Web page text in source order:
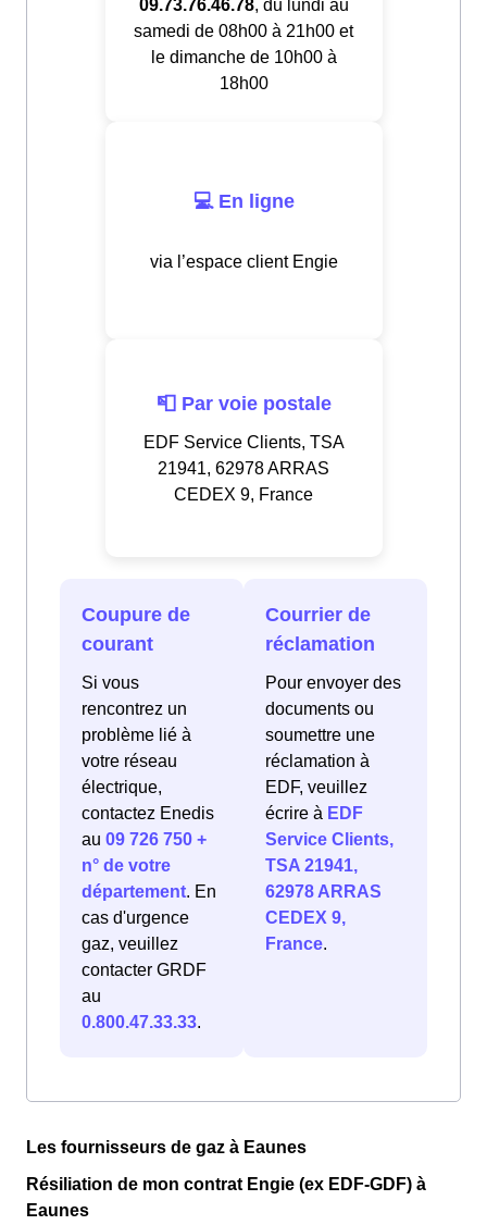
09.73.76.46.78, du lundi au
samedi de 08h00 à 21h00 et
le dimanche de 10h00 à
18h00
💻 En ligne
via l’espace client Engie
📮 Par voie postale
EDF Service Clients, TSA
21941, 62978 ARRAS
CEDEX 9, France
Coupure de
courant
Si vous
rencontrez un
problème lié à
votre réseau
électrique,
contactez Enedis
au 09 726 750 +
n° de votre
département. En
cas d'urgence
gaz, veuillez
contacter GRDF
au
0.800.47.33.33.
Courrier de
réclamation
Pour envoyer des
documents ou
soumettre une
réclamation à
EDF, veuillez
écrire à EDF
Service Clients,
TSA 21941,
62978 ARRAS
CEDEX 9,
France.
Les fournisseurs de gaz à Eaunes
Résiliation de mon contrat Engie (ex EDF-GDF) à
Eaunes